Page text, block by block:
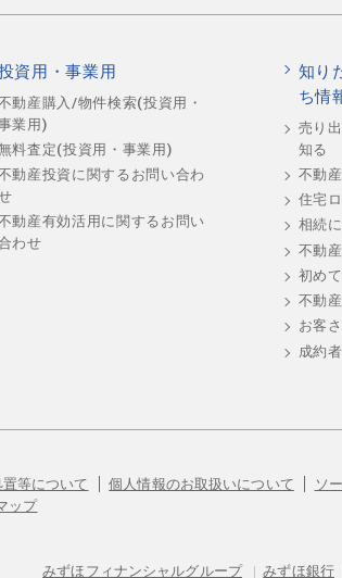
資用・事業用
動産購入/物件検索(投資用・
業用)
料査定(投資用・事業用)
動産投資に関するお問い合わ
動産有効活用に関するお問い
わせ
知り
ち情
売り
知る
不動
住宅
相続
不動
初め
不動
お客
成約
等について 個人情報のお取扱いについて
ソ
ップ
みずほフィナンシャルグループ | みずほ銀行